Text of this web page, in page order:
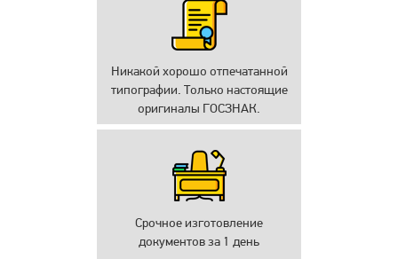
Никакой хорошо отпечатанной
типографии. Только настоящие
оригиналы ГОСЗНАК.
Срочное изготовление
документов за 1 день